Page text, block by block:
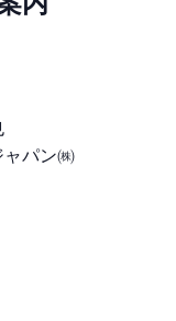
パン㈱